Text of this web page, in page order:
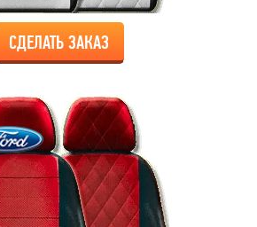
СДЕЛАТЬ ЗАКАЗ